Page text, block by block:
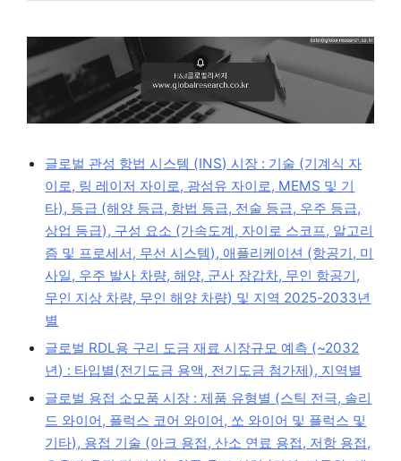
글로벌 관성 항법 시스템 (INS) 시장 : 기술 (기계식 자
이로, 링 레이저 자이로, 광섬유 자이로, MEMS 및 기
타), 등급 (해양 등급, 항법 등급, 전술 등급, 우주 등급,
상업 등급), 구성 요소 (가속도계, 자이로 스코프, 알고리
즘 및 프로세서, 무선 시스템), 애플리케이션 (항공기, 미
사일, 우주 발사 차량, 해양, 군사 장갑차, 무인 항공기,
무인 지상 차량, 무인 해양 차량) 및 지역 2025-2033년
별
글로벌 RDL용 구리 도금 재료 시장규모 예측 (~2032
년) : 타입별(전기도금 용액, 전기도금 첨가제), 지역별
글로벌 용접 소모품 시장 : 제품 유형별 (스틱 전극, 솔리
드 와이어, 플럭스 코어 와이어, 쏘 와이어 및 플럭스 및
기타), 용접 기술 (아크 용접, 산소 연료 용접, 저항 용접,